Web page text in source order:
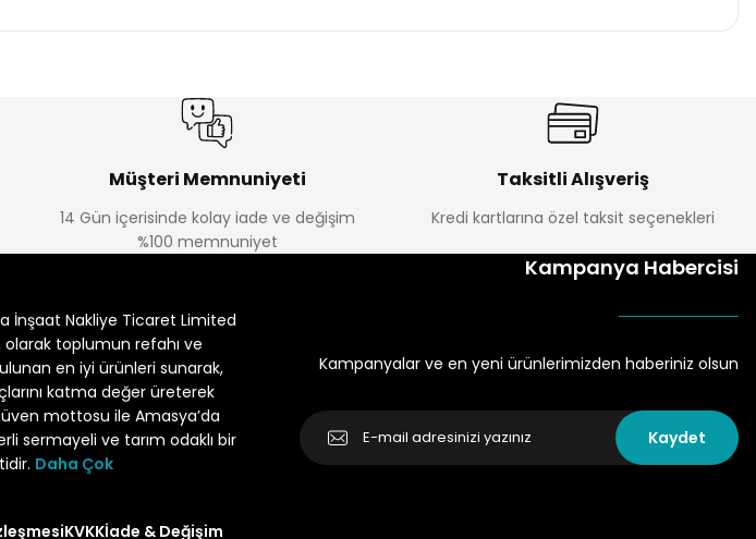
Müşteri Memnuniyeti
14 Gün içerisinde kolay iade ve değişim
%100 memnuniyet
Taksitli Alışveriş
Kredi kartlarına özel taksit seçenekleri
İnşaat Nakliye Ticaret Limited
olarak toplumun refahı ve
en iyi ürünleri sunarak,
katma değer üreterek
mottosu ile Amasya’da
sermayeli ve tarım odaklı bir
Daha Çok
KVKKİade & Değişim
Kampanya Habercisi
Kampanyalar ve en yeni ürünlerimizden haberiniz olsun
Kaydet